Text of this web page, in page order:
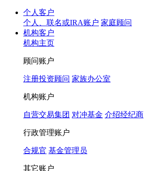
个人客户
个人、联名或IRA账户 家庭顾问
机构客户
机构主页
顾问账户
注册投资顾问 家族办公室
机构账户
自营交易集团 对冲基金 介绍经纪商
行政管理账户
合规官 基金管理员
其它账户